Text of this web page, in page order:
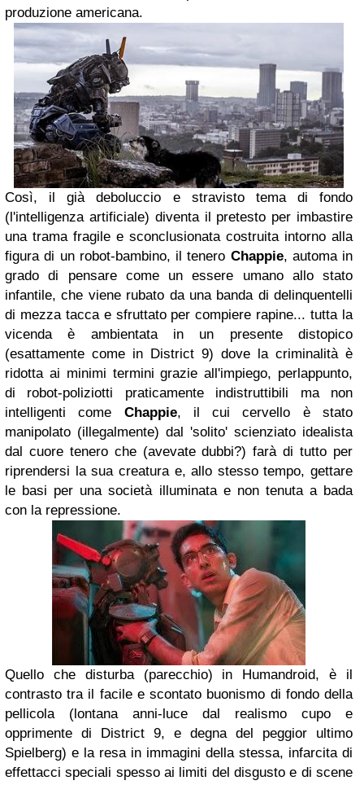
produzione americana.
Così, il già deboluccio e stravisto tema di fondo
(l'intelligenza artificiale) diventa il pretesto per imbastire
una trama fragile e sconclusionata costruita intorno alla
figura di un robot-bambino, il tenero Chappie, automa in
grado di pensare come un essere umano allo stato
infantile, che viene rubato da una banda di delinquentelli
di mezza tacca e sfruttato per compiere rapine... tutta la
vicenda è ambientata in un presente distopico
(esattamente come in
District 9) dove la criminalità è
ridotta ai minimi termini grazie all'impiego, perlappunto,
di robot-poliziotti praticamente indistruttibili ma non
intelligenti come Chappie, il cui cervello è stato
manipolato (illegalmente) dal 'solito' scienziato idealista
dal cuore tenero che (avevate dubbi?) farà di tutto per
riprendersi la sua creatura e, allo stesso tempo, gettare
le basi per una società illuminata e non tenuta a bada
con la repressione.
Quello che disturba (parecchio) in Humandroid, è il
contrasto tra il facile e scontato buonismo di fondo della
pellicola (lontana anni-luce dal realismo cupo e
opprimente di
District 9, e degna del peggior ultimo
Spielberg) e la resa in immagini della stessa, infarcita di
effettacci speciali spesso ai limiti del disgusto e di scene